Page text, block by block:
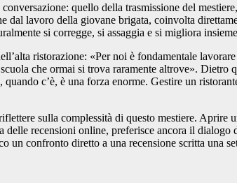
conversazione: quello della trasmissione del
dal lavoro della giovane brigata, coinvolta
si corregge, si assaggia e si migliora
ristorazione: «Per noi è fondamentale
che ormai si trova raramente altrove». Dietro
c’è, è una forza enorme. Gestire un
sulla complessità di questo mestiere.
recensioni online, preferisce ancora il dialogo
un confronto diretto a una recensione scritta una